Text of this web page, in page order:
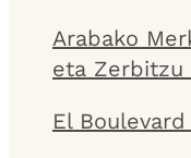
Arabako
eta Zerbitzu
El